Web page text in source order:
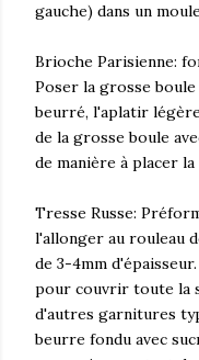
gauche) dans un
Brioche Parisienne:
Poser la grosse boule
beurré, l'aplatir
de la grosse boule
de manière à placer
Tresse Russe:
l'allonger au rouleau
de 3-4mm
pour couvrir toute la
d'autres garnitures
beurre fondu avec